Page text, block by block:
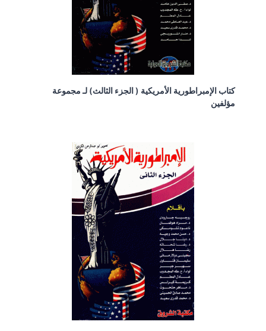
كتاب الإمبراطورية الأمريكية ( الجزء الثالث) لـ مجموعة
مؤلفين